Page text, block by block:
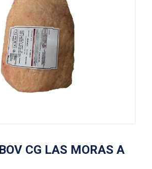
CG LAS MORAS A